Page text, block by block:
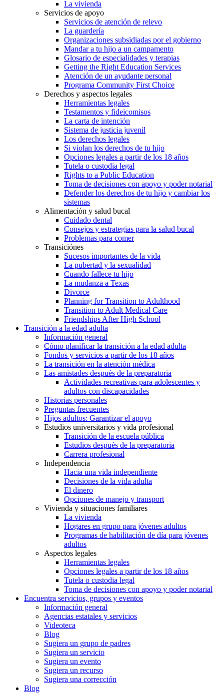
La vivienda
Servicios de apoyo
Servicios de atención de relevo
La guardería
Organizaciones subsidiadas por el gobierno
Mandar a tu hijo a un campamento
Glosario de especialidades y terapias
Getting the Right Education Services
Atención de un ayudante personal
Programa Community First Choice
Derechos y aspectos legales
Herramientas legales
Testamentos y fideicomisos
La carta de intención
Sistema de justicia juvenil
Los derechos legales
Si violan los derechos de tu hijo
Opciones legales a partir de los 18 años
Tutela o custodia legal
Rights to a Public Education
Toma de decisiones con apoyo y poder notarial
Defender los derechos de tu hijo y cambiar los
sistemas
Alimentación y salud bucal
Cuidado dental
Consejos y estrategias para la salud bucal
Problemas para comer
Transiciónes
Sucesos importantes de la vida
La pubertad y la sexualidad
Cuando fallece tu hijo
La mudanza a Texas
Divorce
Planning for Transition to Adulthood
Transition to Adult Medical Care
Friendships After High School
Transición a la edad adulta
Información general
Cómo planificar la transición a la edad adulta
Fondos y servicios a partir de los 18 años
La transición en la atención médica
Las amistades después de la preparatoria
Actividades recreativas para adolescentes y
adultos con discapacidades
Historias personales
Preguntas frecuentes
Hijos adultos: Garantizar el apoyo
Estudios universitarios y vida profesional
Transición de la escuela pública
Estudios después de la preparatoria
Carrera profesional
Independencia
Hacia una vida independiente
Decisiones de la vida adulta
El dinero
Opciones de manejo y transport
Vivienda y situaciones familiares
La vivienda
Hogares en grupo para jóvenes adultos
Programas de habilitación de día para jóvenes
adultos
Aspectos legales
Herramientas legales
Opciones legales a partir de los 18 años
Tutela o custodia legal
Toma de decisiones con apoyo y poder notarial
Encuentra servicios, grupos y eventos
Información general
Agencias estatales y servicios
Videoteca
Blog
Sugiera un grupo de padres
Sugiera un servicio
Sugiera un evento
Sugiera un recurso
Sugiera una corrección
Blog